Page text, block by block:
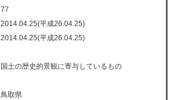
77
2014.04.25(平成26.04.25)
2014.04.25(平成26.04.25)
国土の歴史的景観に寄与しているもの
鳥取県